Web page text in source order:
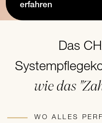
erfahren
Das
wie das
WO ALLES